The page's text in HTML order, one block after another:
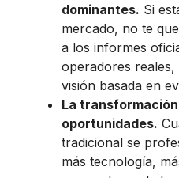
dominantes. Si
mercado, no te
a los informes
operadores
visión basada en
La
oportunidades.
tradicional se
más tecnología,